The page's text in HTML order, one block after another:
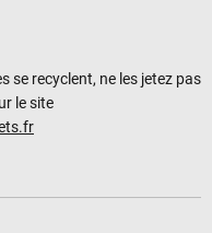
se recyclent, ne les jetez pas
le site